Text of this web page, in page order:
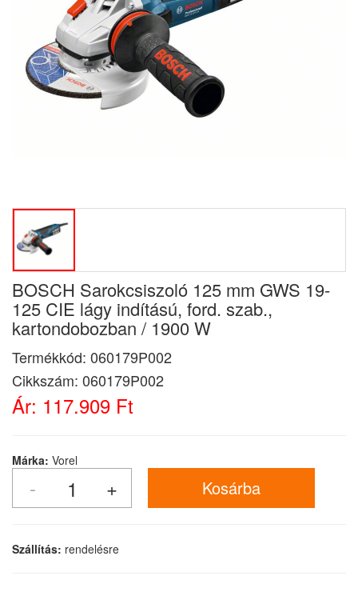
BOSCH Sarokcsiszoló 125 mm GWS 19-
125 CIE lágy indítású, ford. szab.,
kartondobozban / 1900 W
Termékkód: 060179P002
Cikkszám: 060179P002
Ár: 117.909 Ft
Márka: Vorel
Szállítás: rendelésre